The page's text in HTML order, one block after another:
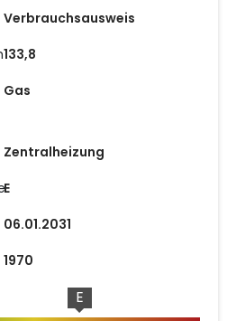
Verbrauchsausweis
133,8
Gas
Zentralheizung
E
06.01.2031
1970
E